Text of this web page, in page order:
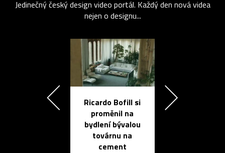
Jedinečný český design video portál. Každý den nová videa
nejen o designu...
Ricardo Bofill si
proměnil na
bydlení bývalou
továrnu na
cement